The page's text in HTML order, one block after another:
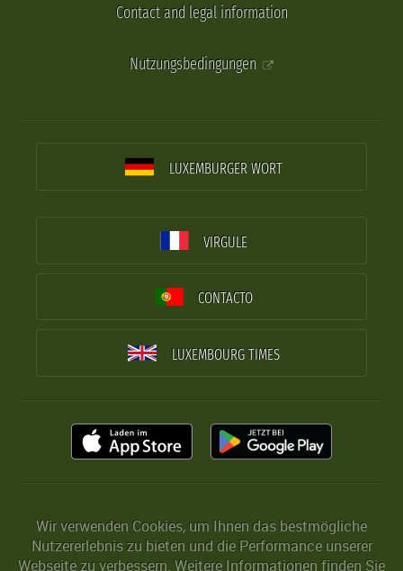
Contact and legal information
Nutzungsbedingungen
LUXEMBURGER WORT
VIRGULE
CONTACTO
LUXEMBOURG TIMES
Wir verwenden Cookies, um Ihnen das bestmögliche
Nutzererlebnis zu bieten und die Performance unserer
Webseite zu verbessern. Weitere Informationen finden Sie